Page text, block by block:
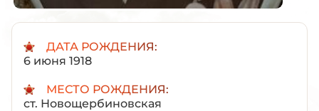
ДАТА РОЖДЕНИЯ:
6 июня 1918
МЕСТО РОЖДЕНИЯ:
ст. Новощербиновская